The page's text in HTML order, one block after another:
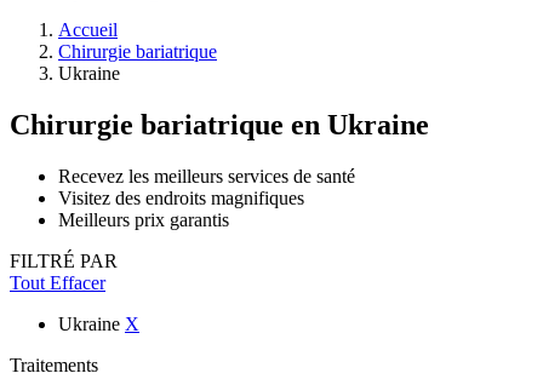
Accueil
Chirurgie bariatrique
Ukraine
Chirurgie bariatrique en Ukraine
Recevez les meilleurs services de santé
Visitez des endroits magnifiques
Meilleurs prix garantis
FILTRÉ PAR
Tout Effacer
Ukraine X
Traitements